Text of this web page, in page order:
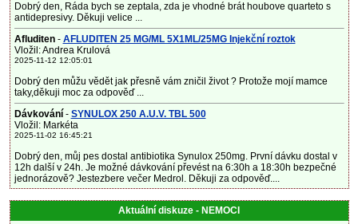
Dobrý den, Ráda bych se zeptala, zda je vhodné brát houbove quarteto s
antidepresivy. Děkuji velice ...
Afluditen- AFLUDITEN 25 MG/ML 5X1ML/25MG Injekční roztok
Vložil: Andrea Krulová
2025-11-12 12:05:01
Dobrý den můžu vědět jak přesně vám zničil život ? Protože mojí mamce
taky,děkuji moc za odpověď ...
Dávkování - SYNULOX 250 A.U.V. TBL 500
Vložil: Markéta
2025-11-02 16:45:21
Dobrý den, můj pes dostal antibiotika Synulox 250mg. První dávku dostal v
12h další v 24h. Je možné dávkování převést na 6:30h a 18:30h bezpečné
jednorázově? Jestezbere večer Medrol. Děkuji za odpověď....
Aktuální diskuze - NEMOCI